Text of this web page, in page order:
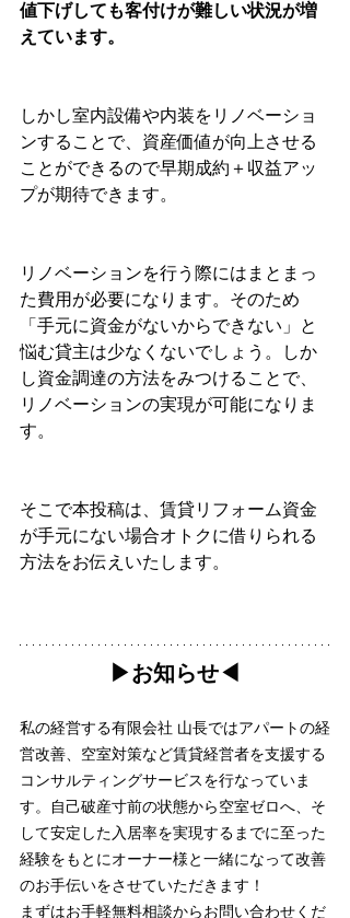
値下げしても客付けが難しい状況が増
えています。
しかし室内設備や内装をリノベーショ
ンすることで、資産価値が向上させる
ことができるので早期成約＋収益アッ
プが期待できます。
リノベーションを行う際にはまとまっ
た費用が必要になります。そのため
「手元に資金がないからできない」と
悩む貸主は少なくないでしょう。しか
し資金調達の方法をみつけることで、
リノベーションの実現が可能になりま
す。
そこで本投稿は、賃貸リフォーム資金
が手元にない場合オトクに借りられる
方法をお伝えいたします。
▶︎お知らせ◀︎
私の経営する有限会社 山長ではアパートの経
営改善、空室対策など賃貸経営者を支援する
コンサルティングサービスを行なっていま
す。自己破産寸前の状態から空室ゼロへ、そ
して安定した入居率を実現するまでに至った
経験をもとにオーナー様と一緒になって改善
のお手伝いをさせていただきます！
まずはお手軽無料相談からお問い合わせくだ